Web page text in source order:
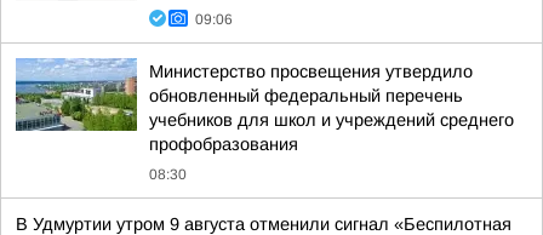
09:06
Министерство просвещения утвердило
обновленный федеральный перечень
учебников для школ и учреждений среднего
профобразования
08:30
В Удмуртии утром 9 августа отменили сигнал «Беспилотная